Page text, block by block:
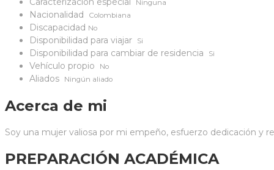
Ninguna
Nacionalidad Colombiana
Discapacidad No
Disponibilidad para viajar Si
Disponibilidad para cambiar de residencia Si
Vehículo propio No
Aliados Ningún aliado
Acerca de mi
Soy una mujer valiosa por mi empeño, esfuerzo dedicación y
PREPARACIÓN ACADÉMICA